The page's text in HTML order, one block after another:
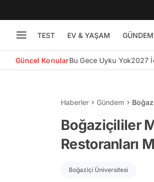
TEST EV & YAŞAM GÜNDEM
Güncel KonularBu Gece Uyku Yok2027
Haberler Gündem
Boğaziçililer
Restoranları
Boğaziçi Üniversitesi